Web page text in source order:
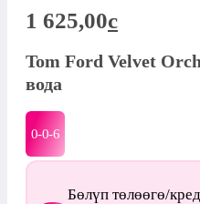
1 625,00c
Tom Ford Velvet
вода
0-0-6
Бөлүп төлөөгө/